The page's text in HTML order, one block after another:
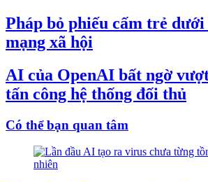
Pháp bỏ phiếu cấm trẻ
mạng xã hội
AI của OpenAI bất ngờ
tấn công hệ thống đối thủ
Có thể bạn quan tâm